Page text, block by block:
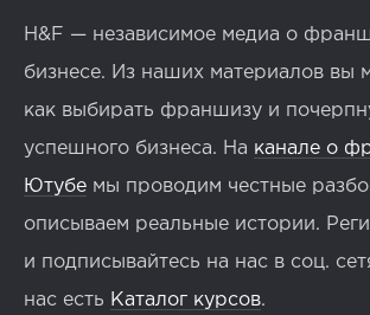
H&F — независимое медиа о
бизнесе. Из наших материалов вы
как выбирать франшизу и
успешного бизнеса. На канале о
Ютубе мы проводим честные
описываем реальные истории.
и подписывайтесь на нас в соц.
нас есть Каталог курсов.